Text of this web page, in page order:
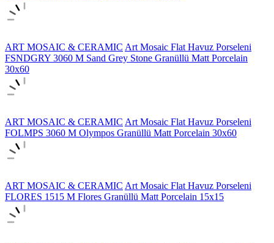
ART MOSAIC & CERAMIC Art Mosaic Flat Havuz Porseleni
FSNDGRY 3060 M Sand Grey Stone Granüllü Matt Porcelain
30x60
ART MOSAIC & CERAMIC Art Mosaic Flat Havuz Porseleni
FOLMPS 3060 M Olympos Granüllü Matt Porcelain 30x60
ART MOSAIC & CERAMIC Art Mosaic Flat Havuz Porseleni
FLORES 1515 M Flores Granüllü Matt Porcelain 15x15